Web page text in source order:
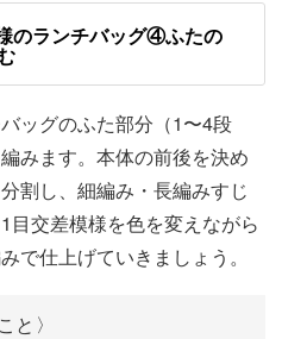
05:42
った時の 08:45
った時の 10:48
のランチバッグ④ふたの
ッグのふた部分（1〜4段
みます。本体の前後を決め
割し、細編み・長編みすじ
目交差模様を色を変えながら
で仕上げていきましょう。
と〉